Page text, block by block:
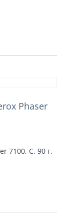
Phaser
7100, C, 90 г,